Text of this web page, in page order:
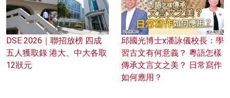
DSE 2026｜聯招放榜 四成
五人獲取錄 港大、中大各取
12狀元
邱國光博士x潘詠儀校長：學
習古文有何意義？ 粵語怎樣
傳承文言文之美？ 日常寫作
如何應用？